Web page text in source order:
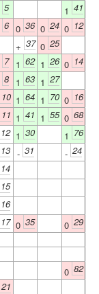
5 1 41
6 0 36 0 24 0 12
+ 37 0 25
7 1 62 1 26 0 14
8 1 63 1 27
10 1 64 1 70 0 16
11 1 41 1 55 0 68
12 1 30 1 76
13 - 31 - 24
14
15
16
17 0 35 0 29
0 82
21